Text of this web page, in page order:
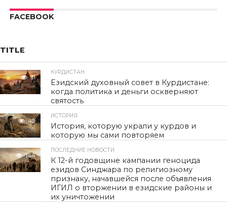
FACEBOOK
TITLE
31
КУРДИСТАН
Езидский духовный совет в Курдистане:
когда политика и деньги оскверняют
святость
42
ИСТОРИЯ
История, которую украли у курдов и
которую мы сами повторяем
144
ПОСЛЕДНИЕ НОВОСТИ
К 12-й годовщине кампании геноцида
езидов Синджара по религиозному
признаку, начавшейся после объявления
ИГИЛ о вторжении в езидские районы и
их уничтожении